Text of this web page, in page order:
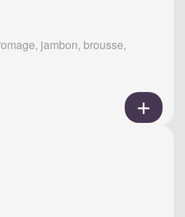
jambon, brousse,